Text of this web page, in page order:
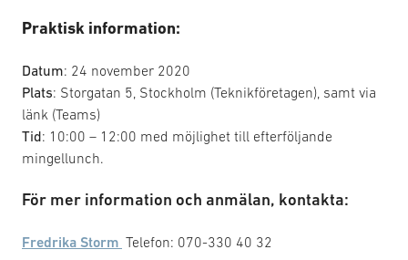
Praktisk information:
Datum: 24 november 2020
Plats: Storgatan 5, Stockholm (Teknikföretagen), samt via
länk (Teams)
Tid: 10:00 – 12:00 med möjlighet till efterföljande
mingellunch.
För mer information och anmälan, kontakta:
Fredrika Storm Telefon: 070-330 40 32